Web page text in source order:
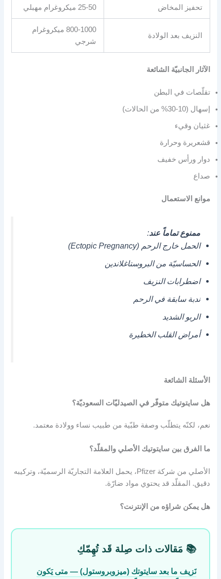
تحفيز المخاض 25-50 ميكروغرام مهبلي
النزيف بعد الولادة
800-1000 ميكروغرام
شرجي
الآثار الجانبيّة الشائعة
تقلّصات في البطن
إسهال (10-30% من الحالات)
غثيان وقيء
قشعريرة وحرارة
دوار ورأس خفيف
صداع
موانع الاستعمال
ممنوع تماماً عند:
الحمل خارج الرحم (Ectopic Pregnancy)
الحساسيّة من البروستاغلاندين
اضطرابات النزيف
ندبة سابقة في الرحم
الربو الشديد
أمراض القلب الخطيرة
الأسئلة الشائعة
هل سايتوتيك متوفّر في الصيدليّات السعوديّة؟
نعم، لكنّه يتطلّب وصفة طبّية من طبيب نساء وولادة معتمد.
ما الفرق بين سايتوتيك الأصلي والمقلّد؟
الأصلي من شركة Pfizer، يحمل العلامة التجاريّة الرسميّة، وتركيبه
دقيق. المقلّد قد يحتوي مواد ضارّة.
هل يمكن شراؤه من الإنترنت؟
📚 مَقالات ذات صِلة قَد تُهِمّكِ
نَزيف ما بعد سايتوتك (ميزوبروستول) — متى يَكون